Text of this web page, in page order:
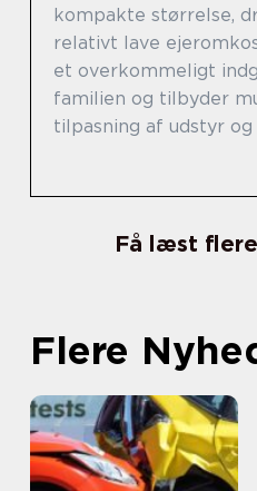
kompakte størrelse,
relativt lave
et overkommeligt
familien og tilbyder
tilpasning af udstyr
Få læst
Flere